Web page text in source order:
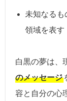
未知なる
領域を表す
白黒の夢は、
のメッセージ
容と自分の心